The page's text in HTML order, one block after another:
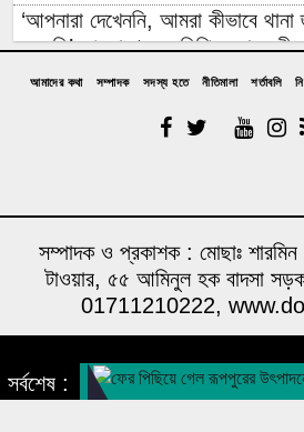
‘আপনারা দেখেননি, আমরা কীভাবে থানা
মেরেছি’: প্রকাশ্যে এনসিপি নেতার
রিয়ালের সঙ্গে আরও ছয় বছরের চুক্তি
প্রকল্প ব্যয় ১৬৫ কোটি থেকে ঠেকলো
ইআবা নেতা ফয়জুল করিম: ‘জুলাইতে
নাশকতা সন্দেহ: বাসভবনে আগুন,
আইসিইউতে
নন- দাবি বিএনপি নেতার, জামায়াত
ছাত্রলীগ করত’
আমাদের কথা সম্পাদক সদস্য হতে নীতিমালা শর্তাবলি
সম্পাদক ও প্রকাশক : মোছাঃ
টাওয়ার, ৫৫ আমিনুল হক বাদসা সড়ক,
01711210222,
A media concern of
সর্বশেষ :